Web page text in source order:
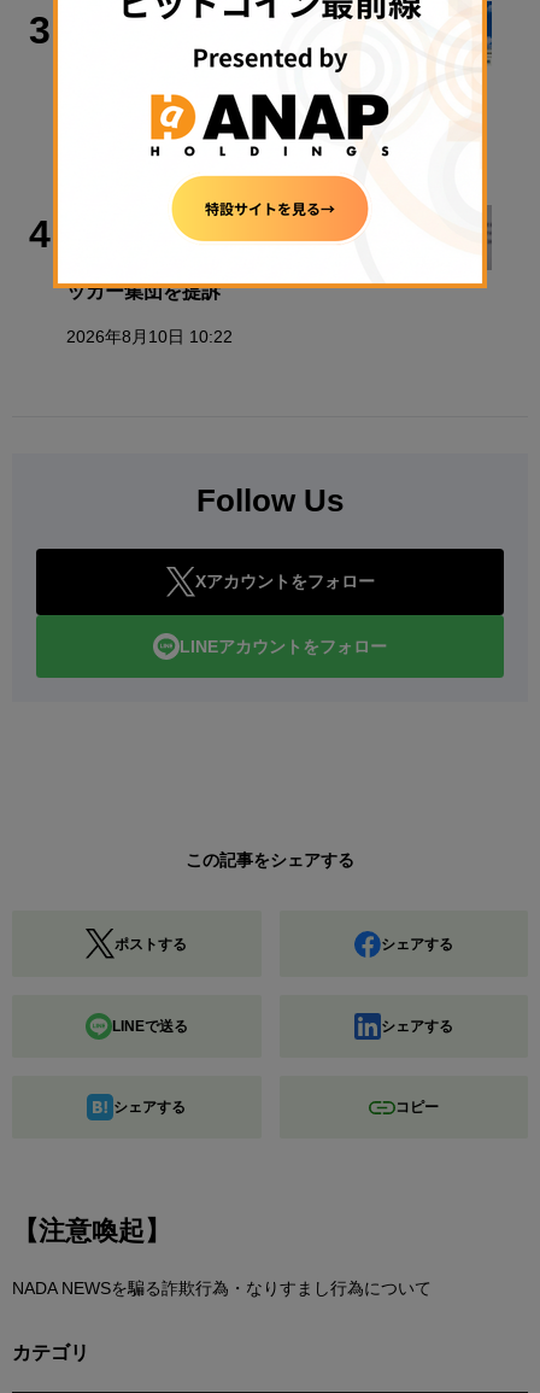
3 政策・規制
クラリティ法案、9月15日に審議入り
2026年8月9日 11:28
4
ッカー集団を提訴
2026年8月10日 10:22
Follow Us
Xアカウントをフォロー
LINEアカウントをフォロー
この記事をシェアする
ポストする シェアする
LINEで送る シェアする
シェアする コピー
【注意喚起】
NADA NEWSを騙る詐欺行為・なりすまし行為について
カテゴリ